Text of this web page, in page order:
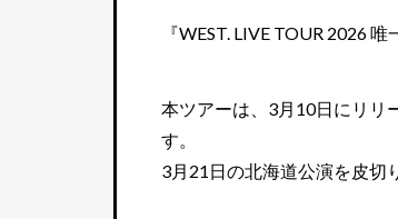
『WEST. LIVE TOUR 2026 唯
本ツアーは、3月10日にリリ
す。
3月21日の北海道公演を皮切